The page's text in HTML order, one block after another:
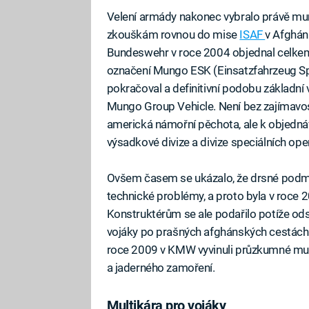
Velení armády nakonec vybralo právě
zkouškám rovnou do mise ISAFv
Bundeswehr v roce 2004 objednal
označení Mungo ESK (Einsatzfahrzeug
pokračoval a definitivní podobu základní
Mungo Group Vehicle. Není bez
americká námořní pěchota, ale k
výsadkové divize a divize speciálních
Ovšem časem se ukázalo, že drsné
technické problémy, a proto byla v roce
Konstruktérům se ale podařilo potíže
vojáky po prašných afghánských
roce 2009 v KMW vyvinuli průzkumné
a jaderného zamoření.
Multikára pro vojáky